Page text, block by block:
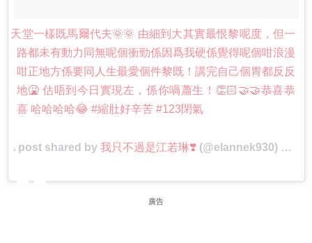
天堂一樣既馬爾代夫🌞🌞 由細到大其實最恨黎呢度，但一
路都未有動力同無呢個衝勁係因爲我硬係覺得呢個咁浪漫
咁正地方係要同人生最愛個件黎既！講完自己個胃都反反
地🤮 估唔到今日實現左，係你喎蕭生！👏🏻🤝🤝恭喜恭
喜 哈哈哈哈😂 #縮肚好辛苦 #123閉氣
A post shared by我只不過是江若琳❣️ (@elannek930) on
廣告